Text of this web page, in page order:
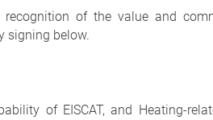
of the value and
signing below.
of EISCAT, and Heating-